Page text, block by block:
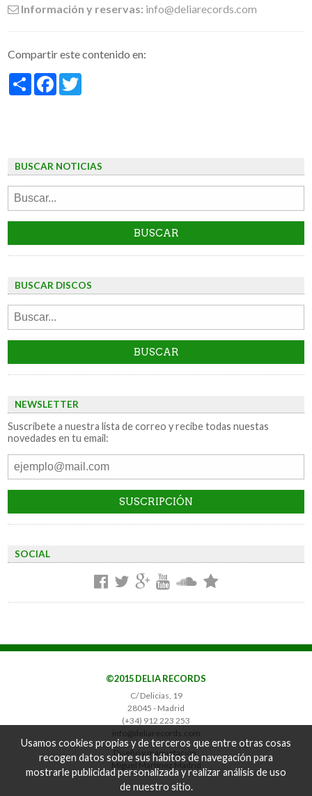
Información y reservas: info@deliarecords.com
Compartir este contenido en:
ShareFacebook
BUSCAR NOTICIAS
BUSCAR DISCOS
NEWSLETTER
Suscríbete a nuestra lista de correo y recibe todas nuestas
novedades en tu email:
SOCIAL
©2015 DELIA RECORDS
C/ Delicias, 19
28045 - Madrid
(+34) 912 223 253
info@deliarecords.com
Diseño y maquetación:
Miguel Martínez Madrid
Usamos cookies propias y de terceros que entre otras cosas
recogen datos sobre sus hábitos de navegación para
mostrarle publicidad personalizada y realizar análisis de uso
de nuestro sitio.